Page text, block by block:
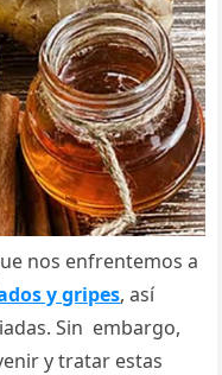
nos enfrentemos a
y gripes, así
Sin embargo,
y tratar estas